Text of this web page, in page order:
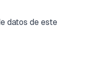
datos de este